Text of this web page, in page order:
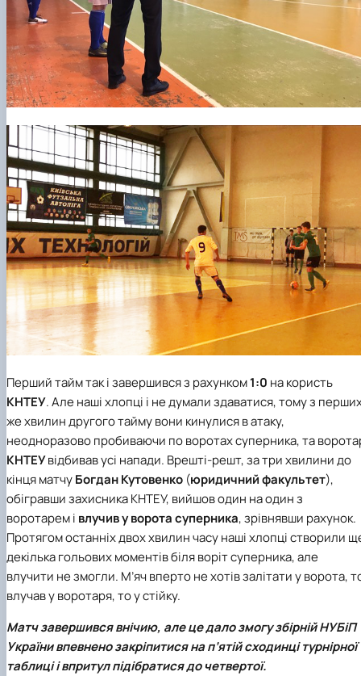
Перший тайм так і завершився з рахунком1:0 на користь
КНТЕУ. Але наші хлопці і не думали здаватися, тому з
же хвилин другого тайму вони кинулися в атаку,
неодноразово пробиваючи по воротах суперника, та
КНТЕУвідбивав усі напади. Врешті-решт, за три хвилини до
кінця матчуБогдан Кутовенко (юридичний факультет),
обігравши захисника КНТЕУ, вийшов один на один з
воротарем і влучив у ворота суперника, зрівнявши рахунок.
Протягом останніх двох хвилин часу наші хлопці створили
декілька гольових моментів біля воріт суперника, але
влучити не змогли. М’яч вперто не хотів залітати у ворота,
влучав у воротаря, то у стійку.
Матч завершився внічию, але це дало змогу збірнійНУБіП
Українивпевнено закріпитися на п’ятій сходинці турнірної
таблиці і впритул підібратися до четвертої.